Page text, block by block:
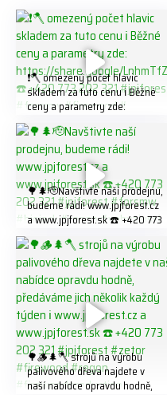
❗️🪓 omezený počet hlavic
skladem za tuto cenu ℹ️ Běžné
ceny a parametry zde:
K8W5t7i6o ☎️ +420 773 202
321 #jpjforest #forsmw
#firewood #
🌳🌲🫡Navštivte naší prodejnu,
budeme rádi! www.jpjforest.cz
a www.jpjforest.sk ☎️ +420 773
#biojack #regon #vahvajussi
🌳🪵🌲🪓 strojů na výrobu
palivového dřeva najdete v
naší nabídce opravdu hodně,